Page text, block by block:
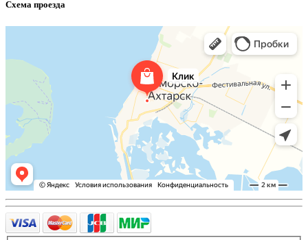
Схема проезда